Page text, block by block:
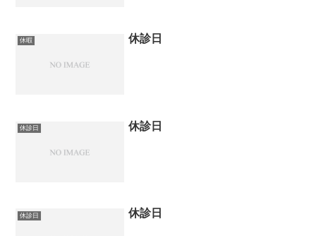
休暇 休診日
休診日 休診日
休診日 休診日